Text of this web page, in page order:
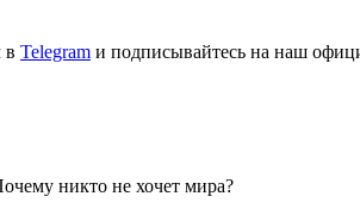
в Telegram и подписывайтесь на наш
никто не хочет мира?